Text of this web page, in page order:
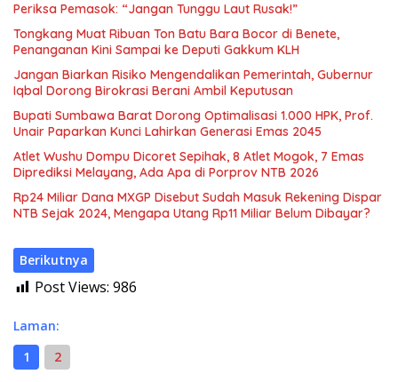
Periksa Pemasok: “Jangan Tunggu Laut Rusak!”
Tongkang Muat Ribuan Ton Batu Bara Bocor di Benete,
Penanganan Kini Sampai ke Deputi Gakkum KLH
Jangan Biarkan Risiko Mengendalikan Pemerintah, Gubernur
Iqbal Dorong Birokrasi Berani Ambil Keputusan
Bupati Sumbawa Barat Dorong Optimalisasi 1.000 HPK, Prof.
Unair Paparkan Kunci Lahirkan Generasi Emas 2045
Atlet Wushu Dompu Dicoret Sepihak, 8 Atlet Mogok, 7 Emas
Diprediksi Melayang, Ada Apa di Porprov NTB 2026
Rp24 Miliar Dana MXGP Disebut Sudah Masuk Rekening Dispar
NTB Sejak 2024, Mengapa Utang Rp11 Miliar Belum Dibayar?
Berikutnya
Post Views: 986
Laman:
1
2